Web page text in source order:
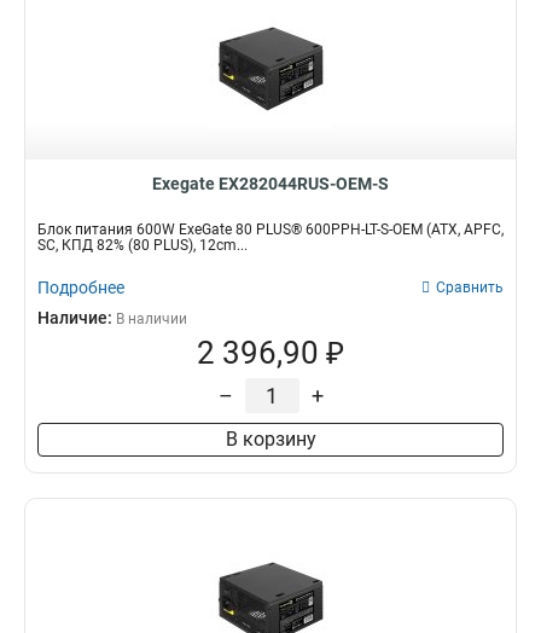
Exegate EX282044RUS-OEM-S
Блок питания 600W ExeGate 80 PLUS® 600PPH-LT-S-OEM (ATX, APFC,
SC, КПД 82% (80 PLUS), 12cm...
Подробнее Сравнить
Наличие: В наличии
2 396,90 ₽
– +
В корзину